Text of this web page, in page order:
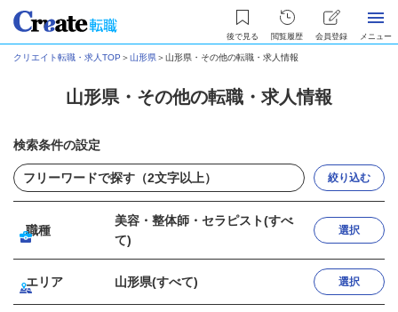
後で見る 閲覧履歴 会員登録 メニュー
クリエイト転職・求人TOP ＞山形県＞山形県・その他の転職・求人情報
山形県・その他の転職・求人情報
検索条件の設定
絞り込む
職種
美容・整体師・セラピスト(すべ
て)
選択
エリア 山形県(すべて) 選択